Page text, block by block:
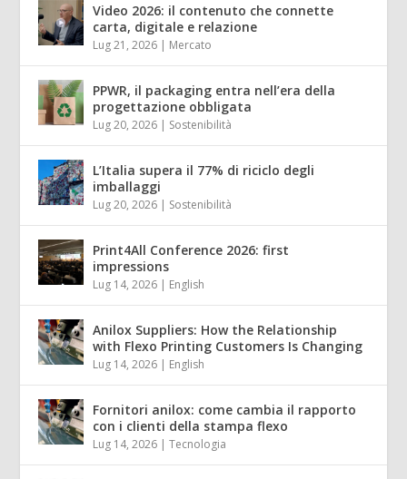
Video 2026: il contenuto che connette
carta, digitale e relazione
Lug 21, 2026 | Mercato
PPWR, il packaging entra nell’era della
progettazione obbligata
Lug 20, 2026 | Sostenibilità
L’Italia supera il 77% di riciclo degli
imballaggi
Lug 20, 2026 | Sostenibilità
Print4All Conference 2026: first
impressions
Lug 14, 2026 | English
Anilox Suppliers: How the Relationship
with Flexo Printing Customers Is Changing
Lug 14, 2026 | English
Fornitori anilox: come cambia il rapporto
con i clienti della stampa flexo
Lug 14, 2026 |Tecnologia